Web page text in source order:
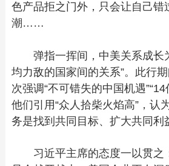
色产品拒之门外，只会让自己错
潮……
弹指一挥间，中美关系成长
均力敌的国家间的关系”。此行
次强调“不可错失的中国机遇”“14
他们引用“众人拾柴火焰高”，认
务是找到共同目标、扩大共同利
习近平主席的态度一以贯之